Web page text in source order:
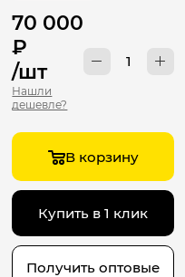
70 000
₽
/шт
Нашли
дешевле?
В корзину
Купить в 1 клик
Получить оптовые